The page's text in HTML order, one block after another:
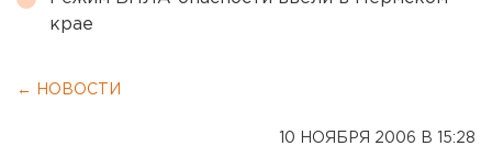
крае
← НОВОСТИ
10 НОЯБРЯ 2006 В 15:28